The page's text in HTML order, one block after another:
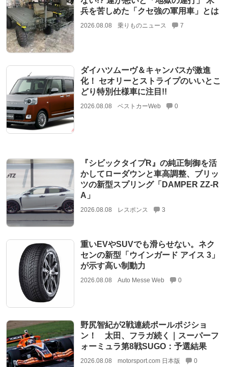
兵を苦しめた「クセ強の軍用車」とは
2026.08.08 乗りものニュース 7
ダイハツムーヴ＆キャンバスが激進
化！ セオリーとストライプのいいとこ
どり特別仕様車に注目!!
2026.08.08 ベストカーWeb 0
『シビックタイプR』の純正制御を活
かしてローダウンと車高調整、ブリッ
ツの新型スプリング「DAMPER ZZ-R
A」
2026.08.08 レスポンス 3
重いEVやSUVでも滑らせない。ネク
センの新型「ウインガード アイス 3」
が示す高い制動力
2026.08.08 Auto Messe Web 0
野尻智紀が2戦連続ポールポジショ
ン！ 太田、フラガ続く｜スーパーフ
ォーミュラ第8戦SUGO：予選結果
2026.08.08 motorsport.com 日本版 0